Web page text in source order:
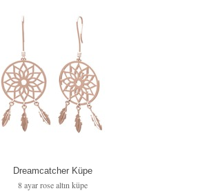
Dreamcatcher Küpe
8 ayar rose altın küpe